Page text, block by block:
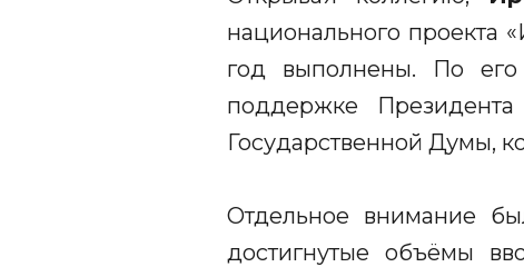
национального проекта
год выполнены. По его
поддержке
Государственной Думы,
Отдельное внимание
достигнутые объёмы